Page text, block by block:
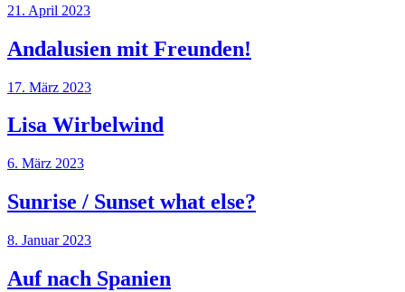
21. April 2023
Andalusien mit Freunden!
17. März 2023
Lisa Wirbelwind
6. März 2023
Sunrise / Sunset what else?
8. Januar 2023
Auf nach Spanien